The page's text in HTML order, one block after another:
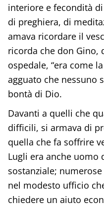
interiore e fecondità
di preghiera, di
amava ricordare il
ricorda che don Gino,
ospedale, “era come
agguato che nessuno
bontà di Dio.
Davanti a quelli che
difficili, si armava di
quella che fa soffrire
Lugli era anche uomo
sostanziale;
nel modesto ufficio
chiedere un aiuto